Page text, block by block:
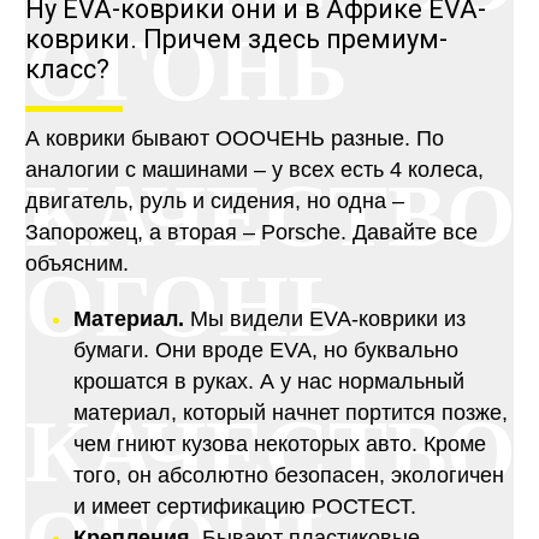
ОГОНЬ
КАЧЕСТВО
ОГОНЬ
КАЧЕСТВО
Ну EVA-коврики они и в Африке EVA-
коврики. Причем здесь премиум-
класс?
А коврики бывают ОООЧЕНЬ разные. По
аналогии с машинами – у всех есть 4 колеса,
двигатель, руль и сидения, но одна –
Запорожец, а вторая – Porsche. Давайте все
объясним.
Материал. Мы видели EVA-коврики из
бумаги. Они вроде EVA, но буквально
крошатся в руках. А у нас нормальный
материал, который начнет портится позже,
чем гниют кузова некоторых авто. Кроме
того, он абсолютно безопасен, экологичен
и имеет сертификацию РОСТЕСТ.